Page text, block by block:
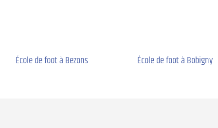
École de foot à Bezons École de foot à Bobigny